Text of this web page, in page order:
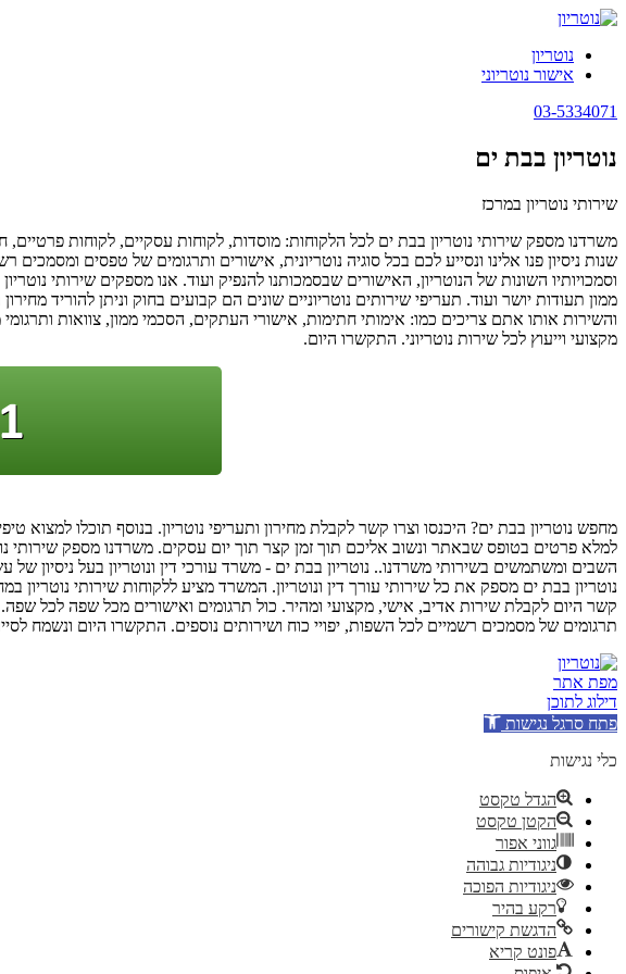
נוטריון
אישור נוטריוני
03-5334071
נוטריון בבת ים
שירותי נוטריון במרכז
משרדנו מספק שירותי נוטריון בבת ים לכל הלקוחות: מוסדות, לקוחות עסקיים, לקוחות
שנות ניסיון פנו אלינו ונסייע לכם בכל סוגיה נוטריונית, אישורים ותרגומים של טפסים
וסמכויותיו השונות של הנוטריון, האישורים שבסמכותנו להנפיק ועוד. אנו מספקים שירותי
ממון תעודות יושר ועוד. תעריפי שירותים נוטריוניים שונים הם קבועים בחוק וניתן להוריד
והשירות אותו אתם צריכים כמו: אימותי חתימות, אישורי העתקים, הסכמי ממון, צוואות
מקצועי וייעוץ לכל שירות נוטריוני. התקשרו היום.
מחפש נוטריון בבת ים? היכנסו וצרו קשר לקבלת מחירון ותעריפי נוטריון. בנוסף תוכלו
למלא פרטים בטופס שבאתר ונשוב אליכם תוך זמן קצר תוך יום עסקים. משרדנו מספק שירותי
השבים ומשתמשים בשירותי משרדנו.. נוטריון בבת ים - משרד עורכי דין ונוטריון בעל
נוטריון בבת ים מספק את כל שירותי עורך דין ונוטריון. המשרד מציע ללקוחות שירותי נוטריון
קשר היום לקבלת שירות אדיב, אישי, מקצועי ומהיר. כול תרגומים ואישורים מכל שפה לכל שפה.
תרגומים של מסמכים רשמיים לכל השפות, יפויי כוח ושירותים נוספים. התקשרו היום ונשמח
מפת אתר
דילוג לתוכן
פתח סרגל נגישות
כלי נגישות
הגדל טקסט
הקטן טקסט
גווני אפור
ניגודיות גבוהה
ניגודיות הפוכה
רקע בהיר
הדגשת קישורים
פונט קריא